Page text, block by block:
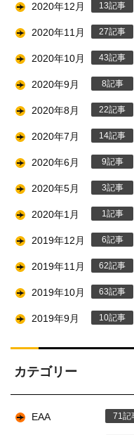
2020年12月 13
2020年11月 27
2020年10月 43
2020年9月 8
2020年8月 22
2020年7月 14
2020年6月 9
2020年5月 3
2020年1月 1
2019年12月 6
2019年11月 62
2019年10月 63
2019年9月 10
カテゴリー
EAA 71